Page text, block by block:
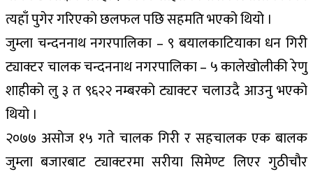
त्यहाँ पुगेर गरिएको छलफल पछि सहमति भएको थियो ।
जुम्ला चन्दननाथ नगरपालिका – ९ बयालकाटियाका धन गिरी
ट्याक्टर चालक चन्दननाथ नगरपालिका – ५ कालेखोलीकी रेणु
शाहीको लु ३ त ९६२२ नम्बरको ट्याक्टर चलाउदै आउनु भएको
थियो ।
२०७७ असोज १५ गते चालक गिरी र सहचालक एक बालक
जुम्ला बजारबाट ट्याक्टरमा सरीया सिमेण्ट लिएर गुठीचौर